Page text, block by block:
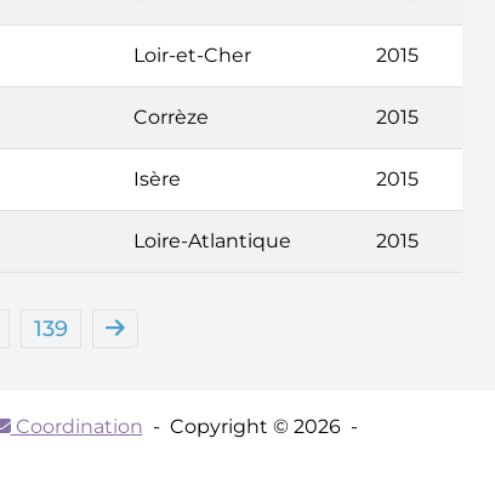
Loir-et-Cher 2015
Corrèze 2015
Isère 2015
Loire-Atlantique 2015
139
Coordination - Copyright © 2026 -